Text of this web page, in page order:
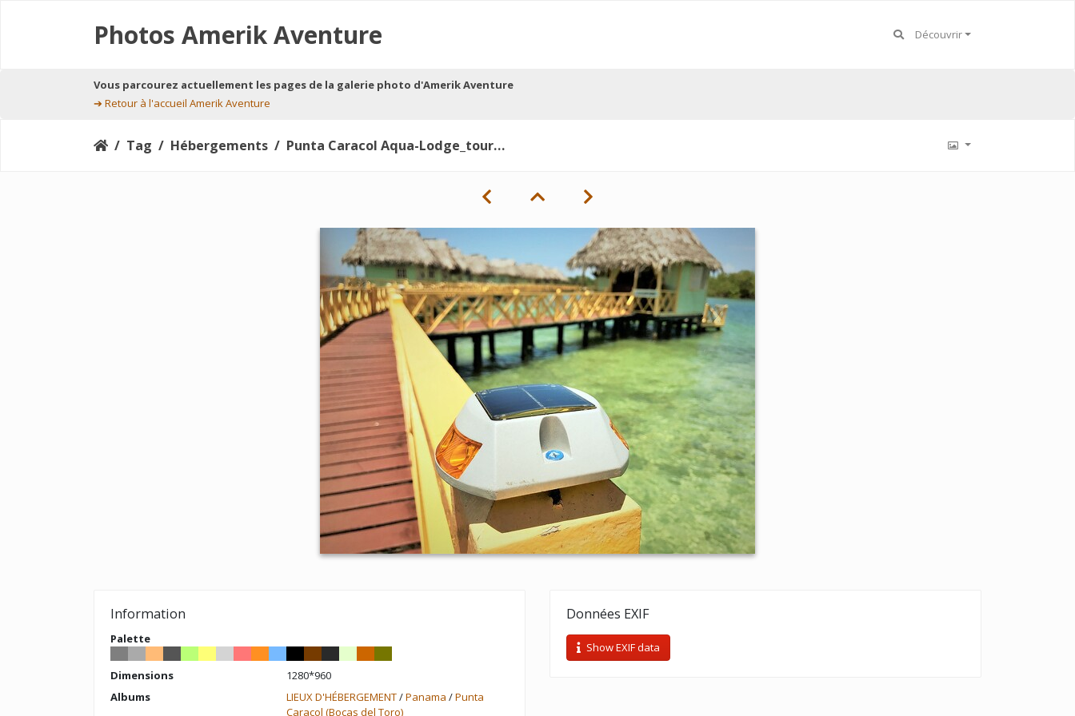
Photos Amerik Aventure Découvrir
Vous parcourez actuellement les pages de la galerie photo d'Amerik Aventure
➔ Retour à l'accueil Amerik Aventure
Tag Hébergements Punta Caracol Aqua-Lodge_tourisme durable
Information
Palette
Dimensions
1280*960
Albums
LIEUX D'HÉBERGEMENT/Panama /Punta
Caracol (Bocas del Toro)
Données EXIF
Show EXIF data